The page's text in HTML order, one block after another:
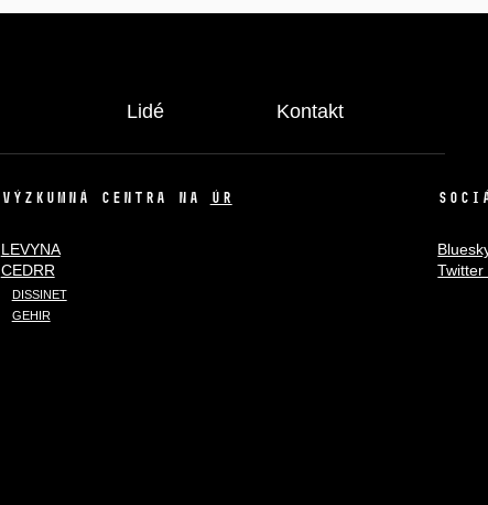
Lidé Kontakt
VÝZKUMNÁ CENTRA NA ÚR
LEVYNA
CEDRR
DISSINET
GEHIR
Twitter